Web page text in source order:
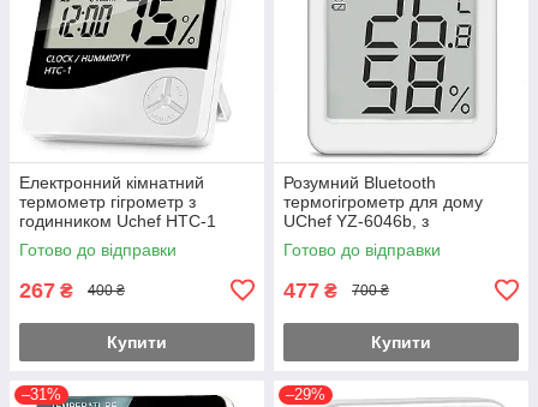
Електронний кімнатний
термометр гігрометр з
годинником Uchef HTC-1
Готово до відправки
267 ₴ 400 ₴
Купити
Розумний Bluetooth
термогігрометр для дому
UChef YZ-6046b, з
з'єднанням зі смартфоном та
моніторингом температури
Готово до відправки
477 ₴ 700 ₴
Купити
–31% –29%